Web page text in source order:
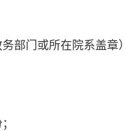
部门或所在院系盖章）